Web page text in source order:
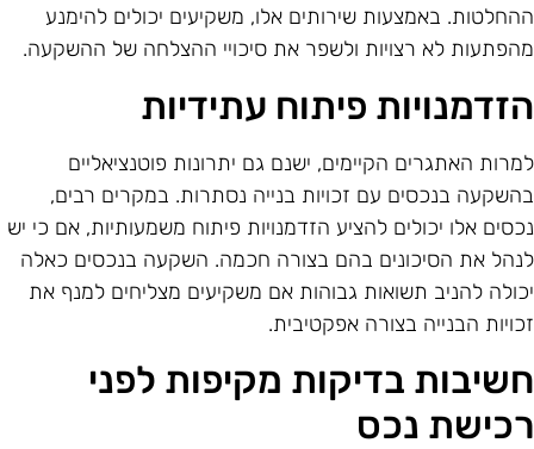
באמצעות שירותים אלו, משקיעים יכולים להימנע
לא רצויות ולשפר את סיכויי ההצלחה של ההשקעה.
פיתוח עתידיות
האתגרים הקיימים, ישנם גם יתרונות פוטנציאליים
בנכסים עם זכויות בנייה נסתרות. במקרים רבים,
אלו יכולים להציע הזדמנויות פיתוח משמעותיות, אם כי יש
את הסיכונים בהם בצורה חכמה. השקעה בנכסים כאלה
להניב תשואות גבוהות אם משקיעים מצליחים למנף את
הבנייה בצורה אפקטיבית.
בדיקות מקיפות לפני
נכס